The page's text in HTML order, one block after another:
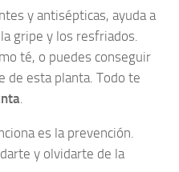
y antisépticas, ayuda a
gripe y los resfriados.
té, o puedes conseguir
de esta planta. Todo te
.
es la prevención.
y olvidarte de la